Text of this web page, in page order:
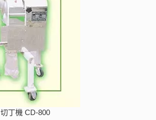
切丁機 CD-800